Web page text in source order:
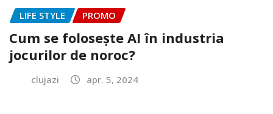
LIFE STYLE PROMO
Cum se folosește AI în industria
jocurilor de noroc?
clujazi apr. 5, 2024